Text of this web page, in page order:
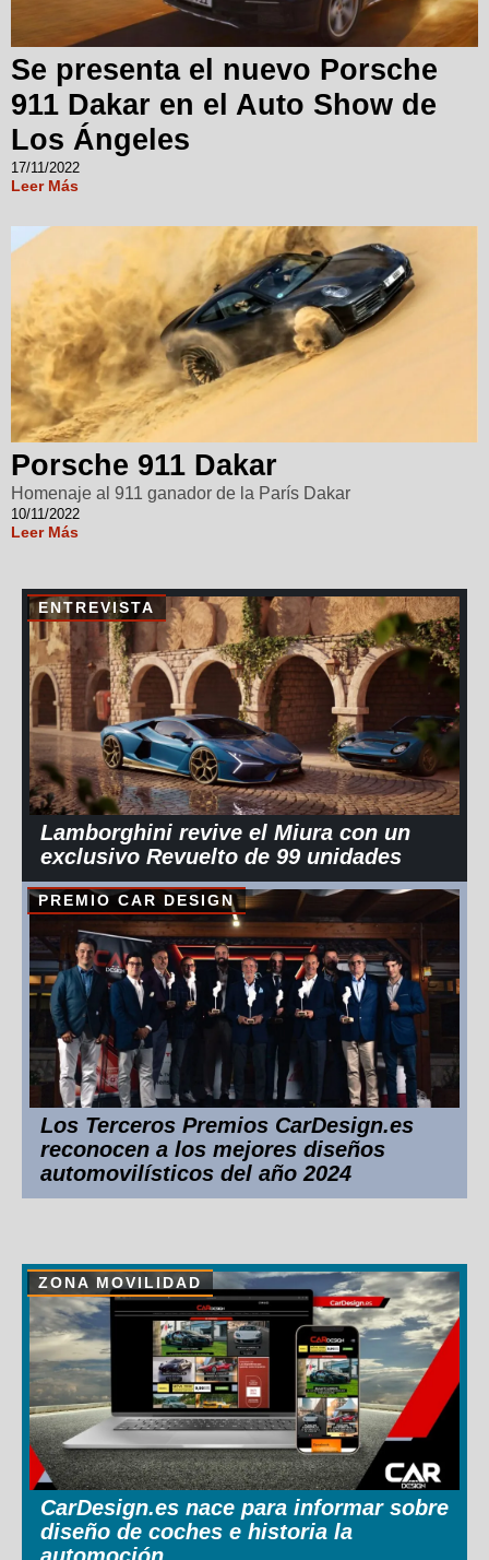
Se presenta el nuevo Porsche
911 Dakar en el Auto Show de
Los Ángeles
17/11/2022
Leer Más
Porsche 911 Dakar
Homenaje al 911 ganador de la París Dakar
10/11/2022
Leer Más
ENTREVISTA
Lamborghini revive el Miura con un
exclusivo Revuelto de 99 unidades
PREMIO CAR DESIGN
Los Terceros Premios CarDesign.es
reconocen a los mejores diseños
automovilísticos del año 2024
ZONA MOVILIDAD
CarDesign.es nace para informar sobre
diseño de coches e historia la
automoción